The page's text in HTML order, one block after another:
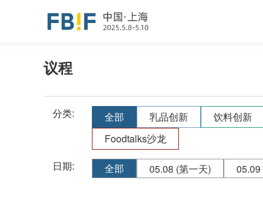
议程
分类: 全部 乳品创新 饮料创新
Foodtalks沙龙
日期:
全部 05.08 (第一天) 05.09